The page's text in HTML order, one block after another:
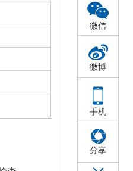
微信
微博
手机
分享